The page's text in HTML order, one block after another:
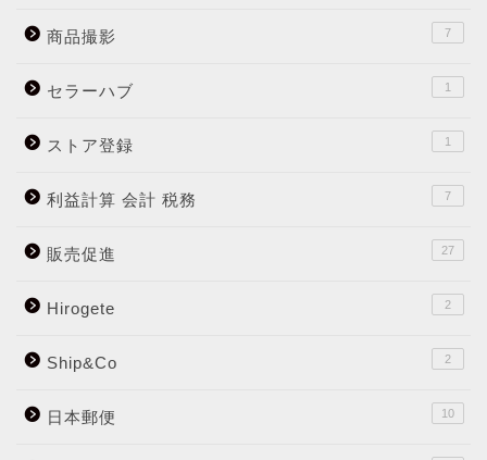
商品撮影 7
セラーハブ 1
ストア登録 1
利益計算 会計 税務 7
販売促進 27
Hirogete 2
Ship&Co 2
日本郵便 10